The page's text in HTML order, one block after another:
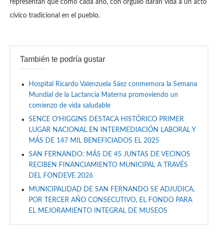
representan que como cada año, con orgullo darán vida a un acto
cívico tradicional en el pueblo.
También te podría gustar
Hospital Ricardo Valenzuela Sáez conmemora la Semana
Mundial de la Lactancia Materna promoviendo un
comienzo de vida saludable
SENCE O’HIGGINS DESTACA HISTÓRICO PRIMER
LUGAR NACIONAL EN INTERMEDIACIÓN LABORAL Y
MÁS DE 147 MIL BENEFICIADOS EL 2025
SAN FERNANDO: MÁS DE 45 JUNTAS DE VECINOS
RECIBEN FINANCIAMIENTO MUNICIPAL A TRAVÉS
DEL FONDEVE 2026
MUNICIPALIDAD DE SAN FERNANDO SE ADJUDICA,
POR TERCER AÑO CONSECUTIVO, EL FONDO PARA
EL MEJORAMIENTO INTEGRAL DE MUSEOS